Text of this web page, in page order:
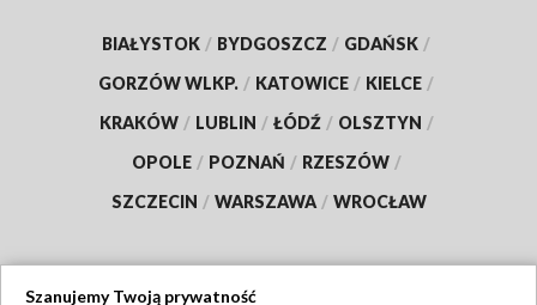
BIAŁYSTOK / BYDGOSZCZ / GDAŃSK /
GORZÓW WLKP. / KATOWICE / KIELCE /
KRAKÓW / LUBLIN / ŁÓDŹ / OLSZTYN /
OPOLE / POZNAŃ / RZESZÓW /
SZCZECIN / WARSZAWA / WROCŁAW
Szanujemy Twoją prywatność